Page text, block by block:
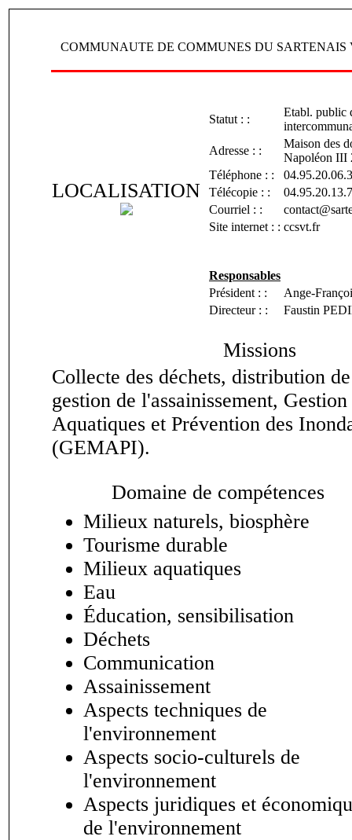
COMMUNAUTE DE COMMUNES DU
LOCALISATION
Statut : :
Etabl. public
Adresse : :
Maison des
Napoléon III
Téléphone : :
Télécopie : :
Courriel : :
Site internet : : ccsvt.fr
Responsables
Président : :
Ange-
Directeur : :
Faustin
Missions
Collecte des déchets, distribution
gestion de l'assainissement,
Aquatiques et Prévention des
(GEMAPI).
Domaine de compétences
Milieux naturels, biosphère
Tourisme durable
Milieux aquatiques
Eau
Éducation, sensibilisation
Déchets
Communication
Assainissement
Aspects techniques de
l'environnement
Aspects socio-culturels de
l'environnement
Aspects juridiques et
de l'environnement